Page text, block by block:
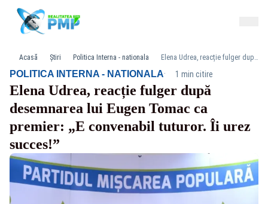
Acasă Știri Politica Interna - nationala Elena Udrea, reacție fulger după desemnarea lui Eugen Tomac ca premier: „E convenabil tuturor. Îi urez succes!”
POLITICA INTERNA - NATIONALA· 1 min citire
Elena Udrea, reacție fulger după
desemnarea lui Eugen Tomac ca
premier: „E convenabil tuturor. Îi urez
succes!”